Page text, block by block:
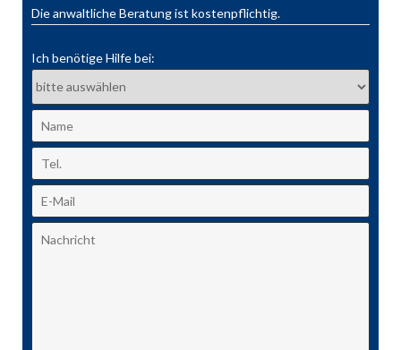
Die anwaltliche Beratung ist kostenpflichtig.
Ich benötige Hilfe bei: